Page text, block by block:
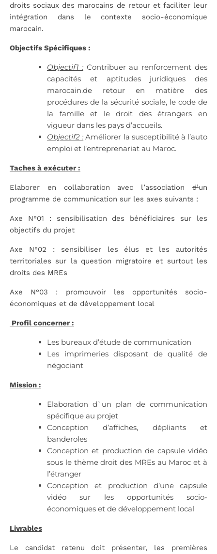
droits sociaux des marocains de retour et faciliter leur
intégration dans le contexte socio-économique
marocain.
Objectifs Spécifiques :
Objectif1 :Contribuer au renforcement des
capacités et aptitudes juridiques des
marocain.de retour en matière des
procédures de la sécurité sociale, le code de
la famille et le droit des étrangers en
vigueur dans les pays d’accueils.
Objectif2 : Améliorer la susceptibilité à l’auto
emploi et l’entreprenariat au Maroc.
Taches à exécuter :
Elaborer en collaboration avec l’association d’un
programme de communication sur les axes suivants :
Axe N°01 : sensibilisation des bénéficiaires sur les
objectifs du projet
Axe N°02 : sensibiliser les élus et les autorités
territoriales sur la question migratoire et surtout les
droits des MREs
Axe N°03 : promouvoir les opportunités socio-
économiques et de développement local
Profil concerner :
Les bureaux d’étude de communication
Les imprimeries disposant de qualité de
négociant
Mission :
Elaboration d`un plan de communication
spécifique au projet
Conception d’affiches, dépliants et
banderoles
Conception et production de capsule vidéo
sous le thème droit des MREs au Maroc et à
l’étranger
Conception et production d’une capsule
vidéo sur les opportunités socio-
économiques et de développement local
Livrables
Le candidat retenu doit présenter, les premières